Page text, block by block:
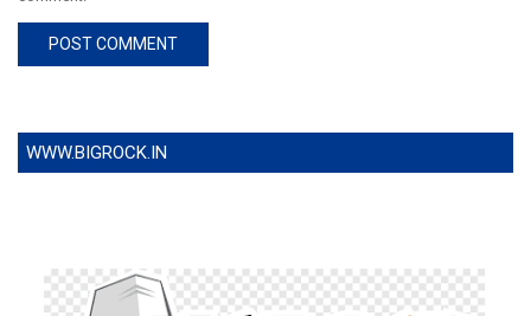
WWW.BIGROCK.IN